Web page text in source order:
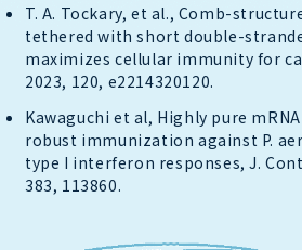
T. A. Tockary, et al., Comb-
tethered with short double-
maximizes cellular immunity for
2023, 120, e2214320120.
Kawaguchi et al, Highly pure
robust immunization against P.
type I interferon responses, J.
383, 113860.